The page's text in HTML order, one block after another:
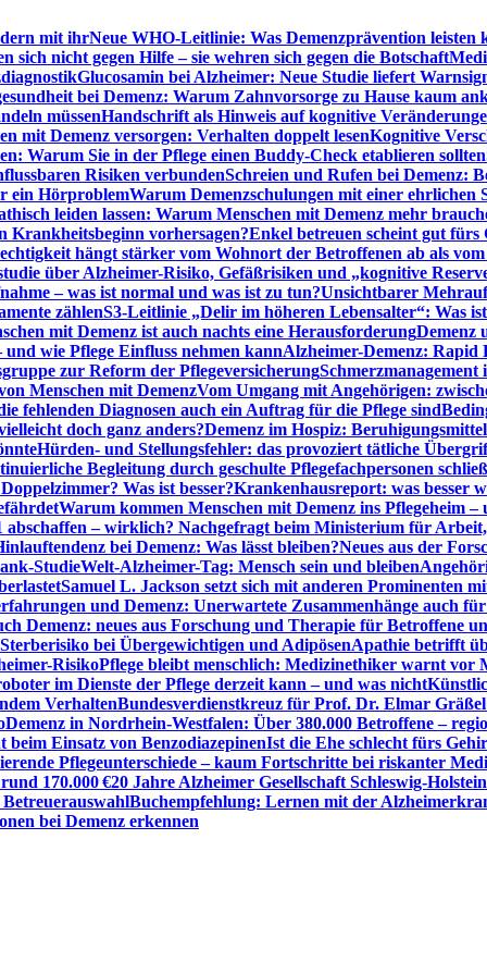
mit ihrNeue WHO-Leitlinie: Was Demenzprävention leisten
sich nicht gegen Hilfe – sie wehren sich gegen die Botschaft
Glucosamin bei Alzheimer: Neue Studie liefert
bei Demenz: Warum Zahnvorsorge zu Hause kaum
müssenHandschrift als Hinweis auf kognitive
mit Demenz versorgen: Verhalten doppelt lesenKognitive
Warum Sie in der Pflege einen Buddy-Check etablieren sollten
Risiken verbundenSchreien und Rufen bei Demenz:
ein HörproblemWarum Demenzschulungen mit einer ehrlichen
leiden lassen: Warum Menschen mit Demenz mehr
Krankheitsbeginn vorhersagen?Enkel betreuen scheint gut fürs
hängt stärker vom Wohnort der Betroffenen ab als vom
über Alzheimer-Risiko, Gefäßrisiken und „kognitive
– was ist normal und was ist zu tun?Unsichtbarer
zählenS3-Leitlinie „Delir im höheren Lebensalter“: Was
mit Demenz ist auch nachts eine HerausforderungDemenz
wie Pflege Einfluss nehmen kannAlzheimer-Demenz:
zur Reform der Pflegeversicherung
Menschen mit DemenzVom Umgang mit Angehörigen:
fehlenden Diagnosen auch ein Auftrag für die Pflege sind
doch ganz anders?Demenz im Hospiz:
Hürden- und Stellungsfehler: das provoziert tätliche
Begleitung durch geschulte Pflegefachpersonen
Was ist besser?Krankenhausreport: was besser
Warum kommen Menschen mit Demenz ins Pflegeheim
abschaffen – wirklich? Nachgefragt beim Ministerium für
bei Demenz: Was lässt bleiben?Neues aus der
StudieWelt-Alzheimer-Tag: Mensch sein und bleiben
Samuel L. Jackson setzt sich mit anderen Prominenten
und Demenz: Unerwartete Zusammenhänge auch
Demenz: neues aus Forschung und Therapie für Betroffene
bei Übergewichtigen und AdipösenApathie betrifft
RisikoPflege bleibt menschlich: Medizinethiker warnt vor
im Dienste der Pflege derzeit kann – und was nicht
VerhaltenBundesverdienstkreuz für Prof. Dr. Elmar
Demenz in Nordrhein-Westfalen: Über 380.000 Betroffene –
Einsatz von BenzodiazepinenIst die Ehe schlecht fürs
Pflegeunterschiede – kaum Fortschritte bei riskanter
170.000 €20 Jahre Alzheimer Gesellschaft Schleswig-
Buchempfehlung: Lernen mit der
bei Demenz erkennen